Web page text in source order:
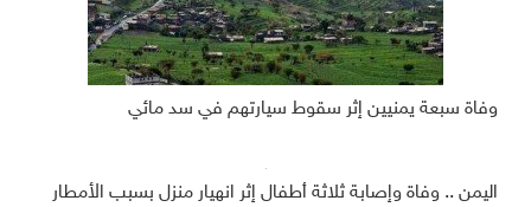
وفاة سبعة يمنيين إثر سقوط سيارتهم في سد مائي
اليمن .. وفاة وإصابة ثلاثة أطفال إثر انهيار منزل بسبب الأمطار